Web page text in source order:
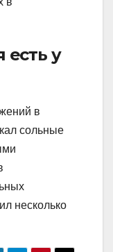
у
в
сольные
несколько